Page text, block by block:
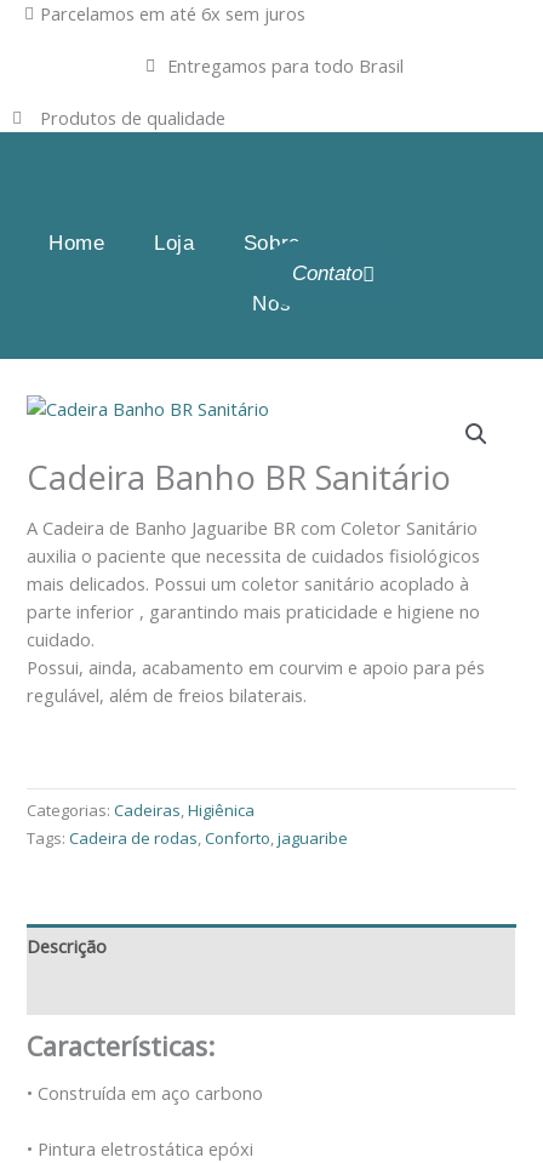
Parcelamos em até 6x sem juros
Entregamos para todo Brasil
Produtos de qualidade
Home Loja Sobre
Nós
Contato
Cadeira Banho BR Sanitário
A Cadeira de Banho Jaguaribe BR com Coletor Sanitário
auxilia o paciente que necessita de cuidados fisiológicos
mais delicados. Possui um coletor sanitário acoplado à
parte inferior , garantindo mais praticidade e higiene no
cuidado.
Possui, ainda, acabamento em courvim e apoio para pés
regulável, além de freios bilaterais.
Categorias:Cadeiras,Higiênica
Tags:Cadeira de rodas,Conforto,jaguaribe
Descrição
Características:
• Construída em aço carbono
• Pintura eletrostática epóxi